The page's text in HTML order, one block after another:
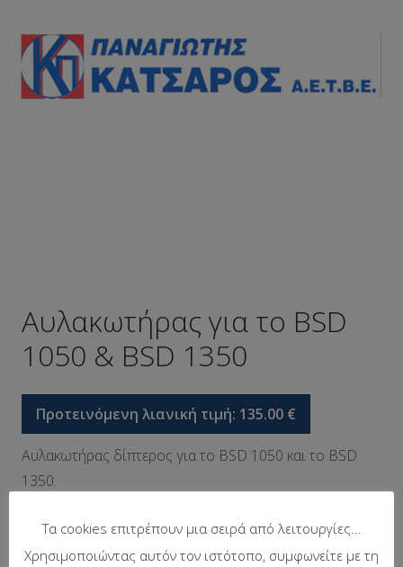
Αυλακωτήρας για το BSD
1050 & BSD 1350
Προτεινόμενη λιανική τιμή: 135.00 €
Αυλακωτήρας δίπτερος για το BSD 1050 και το BSD
1350.
Τα cookies επιτρέπουν μια σειρά από λειτουργίες...
Χρησιμοποιώντας αυτόν τον ιστότοπο, συμφωνείτε με τη